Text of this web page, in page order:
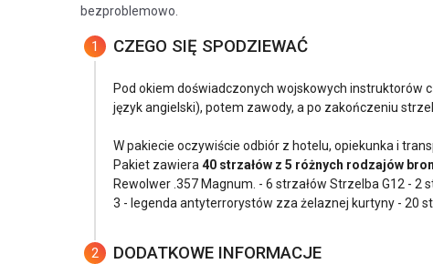
bezproblemowo.
1 CZEGO SIĘ SPODZIEWAĆ
Pod okiem doświadczonych wojskowych instruktorów
język angielski), potem zawody, a po zakończeniu
W pakiecie oczywiście odbiór z hotelu, opiekunka i
Pakiet zawiera 40 strzałów z 5 różnych rodzajów
Rewolwer .357 Magnum. - 6 strzałów Strzelba G12 - 2
3 - legenda antyterrorystów zza żelaznej kurtyny - 20
2 DODATKOWE INFORMACJE